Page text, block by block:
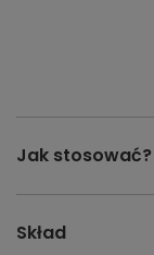
Jak stosować?
Skład